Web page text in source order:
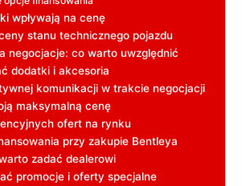
wpływają na cenę
stanu technicznego pojazdu
negocjacje: co warto uwzględnić
dodatki i akcesoria
komunikacji w⁣ trakcie negocjacji
maksymalną cenę
ofert na rynku
przy zakupie Bentleya
zadać dealerowi
promocje i oferty ‌specjalne